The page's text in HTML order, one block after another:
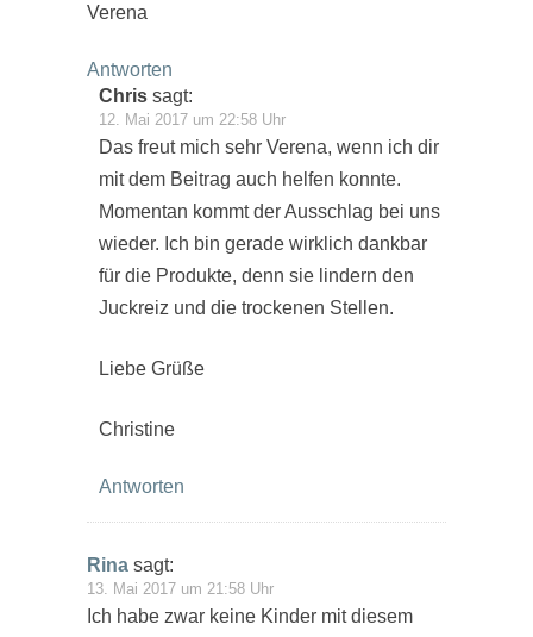
Verena
Antworten
Chris sagt:
12. Mai 2017 um 22:58 Uhr
Das freut mich sehr Verena, wenn ich dir
mit dem Beitrag auch helfen konnte.
Momentan kommt der Ausschlag bei uns
wieder. Ich bin gerade wirklich dankbar
für die Produkte, denn sie lindern den
Juckreiz und die trockenen Stellen.
Liebe Grüße
Christine
Antworten
Rina sagt:
13. Mai 2017 um 21:58 Uhr
Ich habe zwar keine Kinder mit diesem